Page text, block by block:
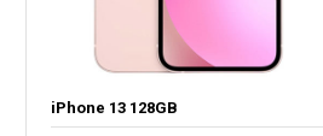
iPhone 13 128GB